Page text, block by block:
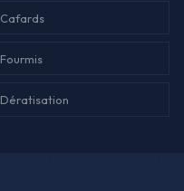
Cafards
Fourmis
Dératisation